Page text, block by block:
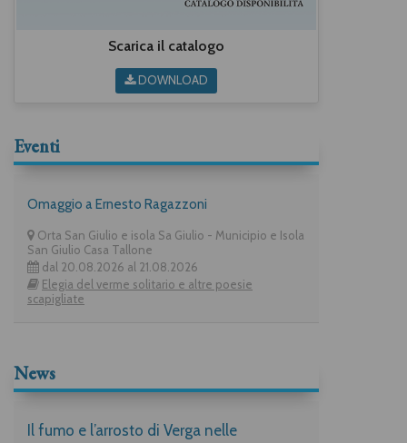
Scarica il catalogo
DOWNLOAD
Eventi
Omaggio a Ernesto Ragazzoni
Orta San Giulio e isola Sa Giulio - Municipio e Isola
San Giulio Casa Tallone
dal 20.08.2026 al 21.08.2026
Elegia del verme solitario e altre poesie
scapigliate
News
Il fumo e l’arrosto di Verga nelle